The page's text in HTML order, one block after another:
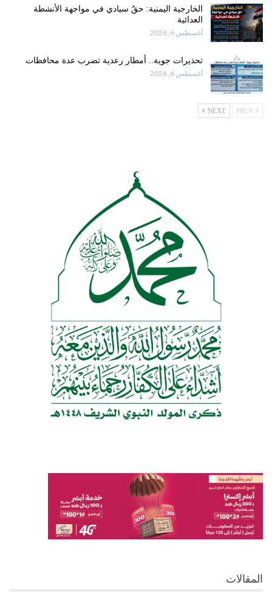
الخارجية اليمنية: حقٌ سيادي في مواجهة الأنشطة
العدائية
أغسطس 6, 2026
تحذيرات جوية.. أمطار رعدية تضرب عدة محافظات
أغسطس 6, 2026
NEXT
المقالات